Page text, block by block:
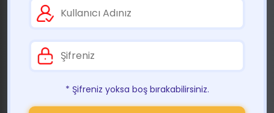
* Şifreniz yoksa boş bırakabilirsiniz.